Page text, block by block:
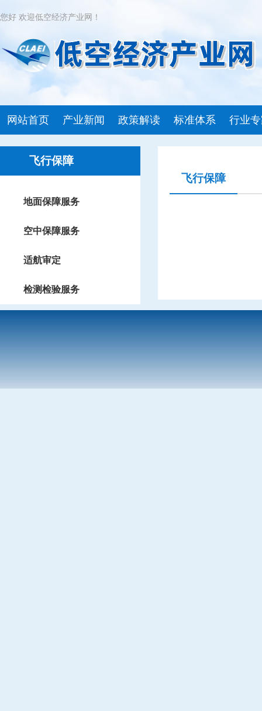
您好 欢迎低空经济产业网！
网站首页 产业新闻 政策解读 标准体系 行业
飞行保障
地面保障服务
空中保障服务
适航审定
检测检验服务
飞行保障